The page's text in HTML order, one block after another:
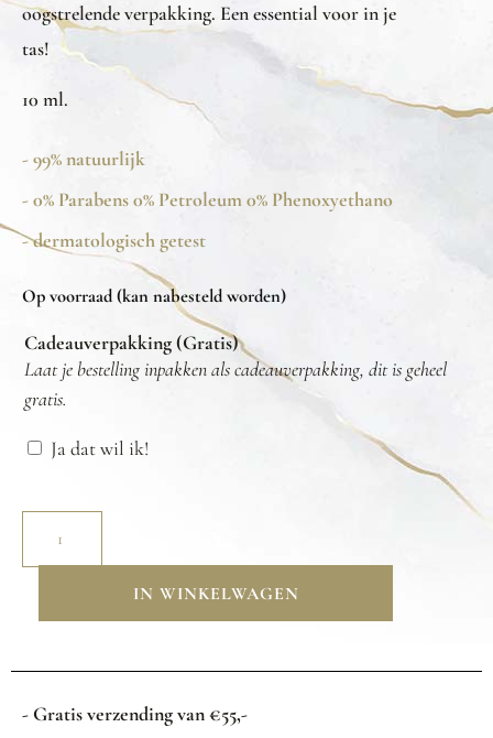
oogstrelende verpakking. Een essential voor in je
tas!
10 ml.
- 99% natuurlijk
- 0% Parabens 0% Petroleum 0% Phenoxyethano
- dermatologisch getest
Op voorraad (kan nabesteld worden)
Cadeauverpakking (Gratis)
Laat je bestelling inpakken als cadeauverpakking, dit is geheel
gratis.
Ja dat wil ik!
IN WINKELWAGEN
- Gratis verzending van €55,-